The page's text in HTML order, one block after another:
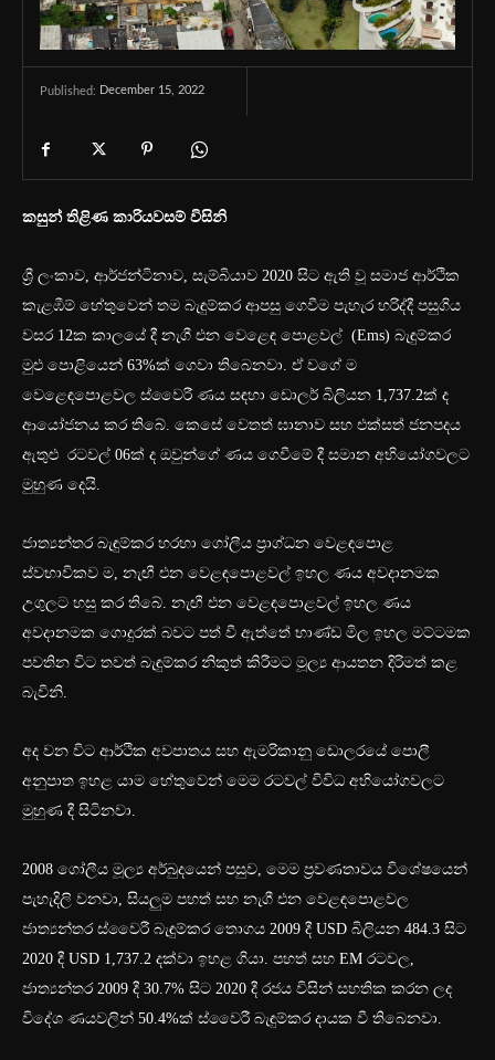
Published: December 15, 2022
කසුන් තිළිණ කාරියවසම් විසිනි
ශ්‍රී ලංකාව, ආර්ජන්ටිනාව, සැම්බියාව 2020 සිට ඇති වූ සමාජ ආර්ථික
කැළඹීම් හේතුවෙන් තම බැඳුම්කර ආපසු ගෙවීම පැහැර හරිද්දී පසුගිය
වසර 12ක කාලයේ දී නැගී එන වෙළෙඳ පොළවල් (Ems) බැඳුම්කර
මුළු පොළියෙන් 63%ක් ‍ගෙවා තිබෙනවා. ඒ වගේ ම
වෙළෙඳපොළවල ස්වෛරී ණය සඳහා ඩොලර් බිලියන 1,737.2ක් ද
ආයෝජනය කර තිබේ. කෙසේ වෙතත් ඝානාව සහ එක්සත් ජනපදය
ඇතුළු රටවල් 06ක් ද ඔවුන්ගේ ණය ගෙවීමේ දී සමාන අභියෝගවලට
මුහු‍ණ දෙයි.
ජාත්‍යන්තර බැඳුම්කර හරහා ගෝලීය ප්‍රාග්ධන වෙළඳපොළ
ස්වභාවිකව ම, නැඟී එන වෙළඳපොළවල් ඉහල ණය අවදානමක
උගුලට හසු කර තිබේ. නැඟී එන වෙළඳපොළවල් ඉහල ණය
අවදානමක ගොදුරක් බවට පත් වී ඇත්තේ භාණ්ඩ මිල ඉහල මට්ටමක
පවතින විට තවත් බැඳුම්කර නිකුත් කිරීමට මූල්‍ය ආයතන දිරිමත් කළ
බැවිනි.
අද වන විට ආර්ථික අවපාතය සහ ඇමරිකානු ඩොලරයේ පොලී
අනුපාත ඉහළ යාම හේතුවෙන් මෙම රටවල් විවිධ අභියෝගවලට
මුහුණ දී සිටිනවා.
2008 ගෝලීය මූල්‍ය අර්බුදයෙන් පසුව, මෙම ප්‍රවණතාවය විශේෂයෙන්
පැහැදිලි වනවා, සියලුම පහත් සහ නැගී එන වෙළඳපොළවල
ජාත්‍යන්තර ස්වෛරී බැඳුම්කර තොගය 2009 දී USD බිලියන 484.3 සිට
2020 දී USD 1,737.2 දක්වා ඉහළ ගියා. පහත් සහ EM රටවල,
ජාත්‍යන්තර 2009 දී 30.7% සිට 2020 දී රජය විසින් සහතික කරන ලද
විදේශ ණයවලින් 50.4%ක් ස්වෛරී බැඳුම්කර දායක වී තිබෙනවා.